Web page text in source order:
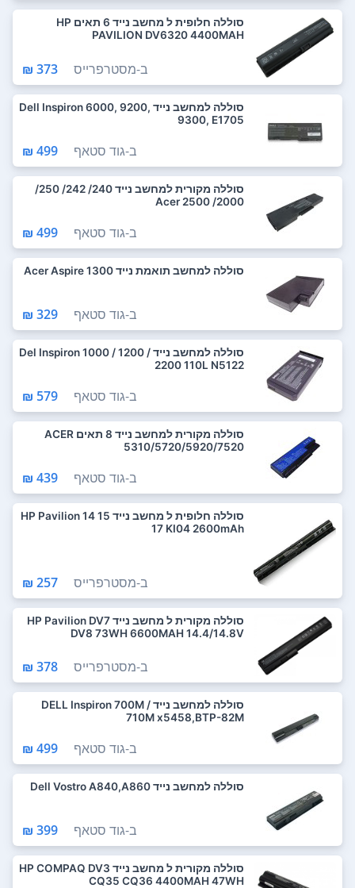
סוללה חלופית ל מחשב נייד 6 תאים HP
PAVILION DV6320 4400MAH
ב-מסטרפרייס 373 ₪
סוללה למחשב נייד Dell Inspiron 6000, 9200,
9300, E1705
ב-גוד סטאף 499 ₪
סוללה מקורית למחשב נייד 240/ 242/ 250/
2000/ 2500 Acer
ב-גוד סטאף 499 ₪
סוללה למחשב תואמת נייד Acer Aspire 1300
ב-גוד סטאף 329 ₪
סוללה למחשב נייד Del Inspiron 1000 / 1200 /
2200 110L N5122
ב-גוד סטאף 579 ₪
סוללה מקורית למחשב נייד 8 תאים ACER
5310/5720/5920/7520
ב-גוד סטאף 439 ₪
סוללה חלופית ל מחשב נייד HP Pavilion 14 15
17 KI04 2600mAh
ב-מסטרפרייס 257 ₪
סוללה מקורית ל מחשב נייד HP Pavilion DV7
DV8 73WH 6600MAH 14.4/14.8V
ב-מסטרפרייס 378 ₪
סוללה למחשב נייד DELL Inspiron 700M /
710M x5458,BTP-82M
ב-גוד סטאף 499 ₪
סוללה למחשב נייד Dell Vostro A840,A860
ב-גוד סטאף 399 ₪
סוללה מקורית ל מחשב נייד HP COMPAQ DV3
CQ35 CQ36 4400MAH 47WH